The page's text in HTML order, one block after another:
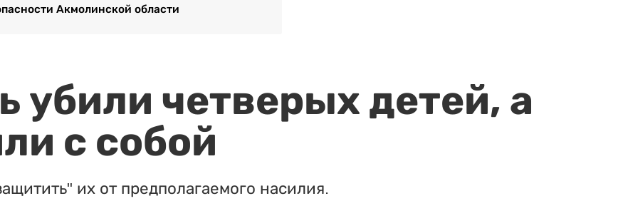
Акмолинской области
убили четверых детей, а
с собой
их от предполагаемого насилия.